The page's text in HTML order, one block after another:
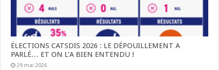
ÉLECTIONS CATSDIS 2026 : LE DÉPOUILLEMENT A
PARLÉ… ET ON L’A BIEN ENTENDU !
29 mai 2026